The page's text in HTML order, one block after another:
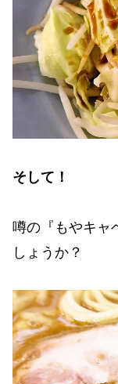
そして！
噂の『もやキャ
しょうか？